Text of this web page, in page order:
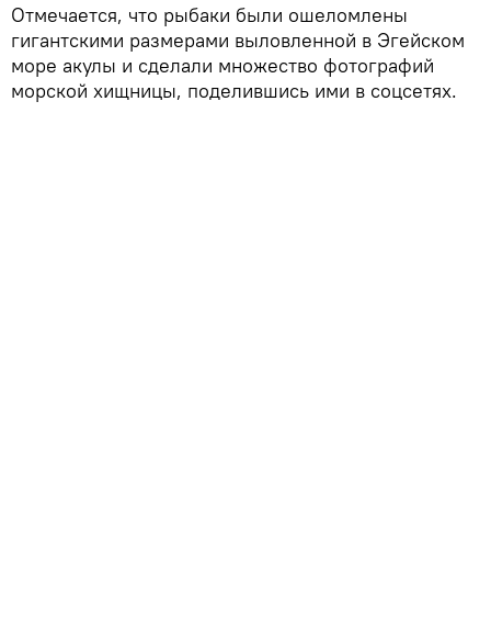
Отмечается, что рыбаки были ошеломлены
гигантскими размерами выловленной в Эгейском
море акулы и сделали множество фотографий
морской хищницы, поделившись ими в соцсетях.